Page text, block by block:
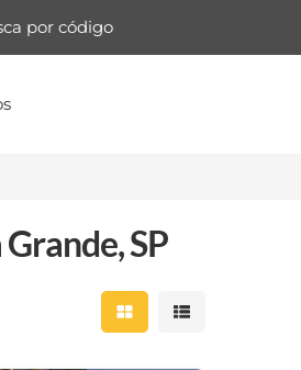
SP
Mostrar resultados
Mostrar